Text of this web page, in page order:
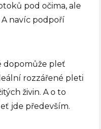
pod očima, ale
navíc podpoří
dopomůže pleť
rozzářené pleti
živin. A o to
jde především.